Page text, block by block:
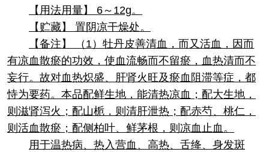
【用法用量】 6～12g。
【贮藏】 置阴凉干燥处。
【备注】 （1）牡丹皮善清血，而又活血，因而
有凉血散瘀的功效，使血流畅而不留瘀，血热清而不
妄行。故对血热炽盛、肝肾火旺及瘀血阻滞等症，都
恃为要药。本品配鲜生地，能清热凉血；配大生地，
则滋肾泻火；配山栀，则清肝泄热；配赤芍、桃仁，
则活血散瘀；配侧柏叶、鲜茅根，则凉血止血。
用于温热病、热入营血、高热、舌绛、身发斑